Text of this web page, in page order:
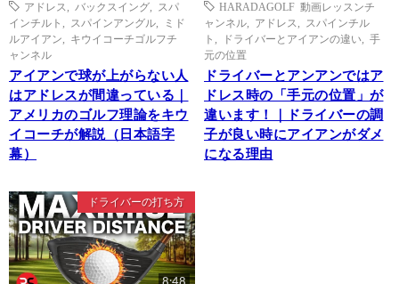
アドレス
バックスイング
スパ
インチルト
スパインアングル
ミド
ルアイアン
キウイコーチゴルフチ
ャンネル
アイアンで球が上がらない人
はアドレスが間違っている｜
アメリカのゴルフ理論をキウ
イコーチが解説（日本語字
幕）
HARADAGOLF 動画レッスンチ
ャンネル
アドレス
スパインチル
ト
ドライバーとアイアンの違い
手
元の位置
ドライバーとアンアンではア
ドレス時の「手元の位置」が
違います！｜ドライバーの調
子が良い時にアイアンがダメ
になる理由
ドライバーの打ち方